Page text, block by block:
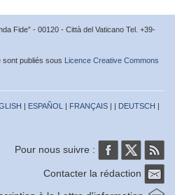
Fide” - 00120 - Città del Vaticano Tel. +39-
sont publiés sous Licence Creative Commons
| ESPAÑOL | FRANÇAIS | | DEUTSCH |
Pour nous suivre :
Contacter la rédaction